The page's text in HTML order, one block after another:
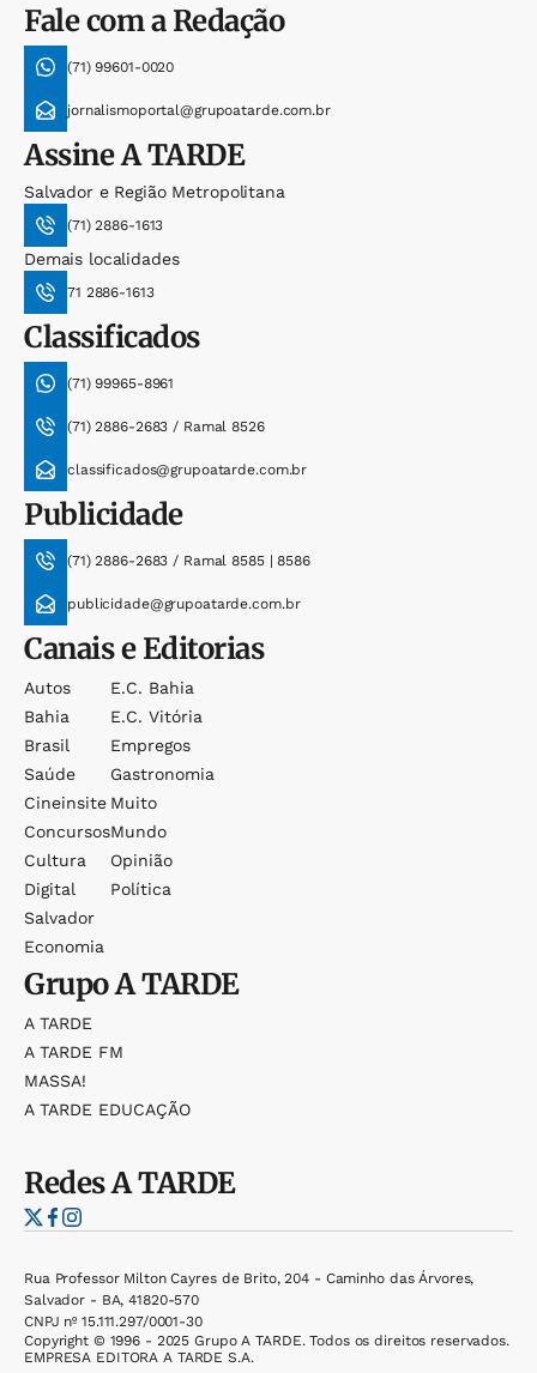
Fale com a Redação
(71) 99601-0020
jornalismoportal@grupoatarde.com.br
AssineA TARDE
Salvador e Região Metropolitana
(71) 2886-1613
Demais localidades
71 2886-1613
Classificados
(71) 99965-8961
(71) 2886-2683 / Ramal 8526
classificados@grupoatarde.com.br
Publicidade
(71) 2886-2683 / Ramal 8585 | 8586
publicidade@grupoatarde.com.br
Canais e Editorias
Autos
Bahia
Brasil
Saúde
Cineinsite
Concursos
Cultura
Digital
Salvador
Economia
E.c. Bahia
E.c. Vitória
Empregos
Gastronomia
Muito
Mundo
Opinião
Política
GrupoA TARDE
A TARDE
A TARDE FM
MASSA!
A TARDE EDUCAÇÃO
RedesA TARDE
Rua Professor Milton Cayres de Brito, 204 - Caminho das Árvores,
Salvador - BA, 41820-570
CNPJ nº 15.111.297/0001-30
Copyright © 1996 - 2025 Grupo A TARDE. Todos os direitos reservados.
EMPRESA EDITORA A TARDE S.A.